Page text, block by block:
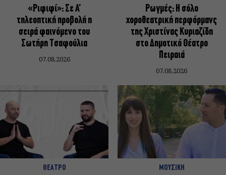
«Ριφιφί»: Σε Α’
τηλεοπτική προβολή η
σειρά φαινόμενο του
Σωτήρη Τσαφούλια
07.08.2026
Ρωγμές: Η σόλο
χοροθεατρική περφόρμανς
της Χριστίνας Κυριαζίδη
στο Δημοτικό Θέατρο
Πειραιά
07.08.2026
ΘΕΑΤΡΟ ΜΟΥΣΙΚΗ